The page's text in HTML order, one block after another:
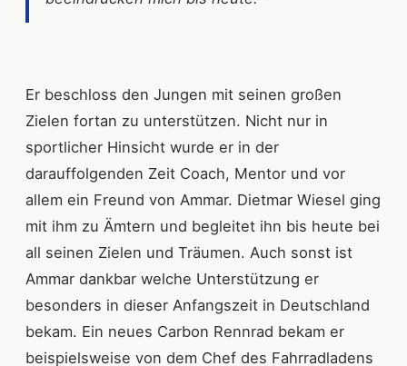
Er beschloss den Jungen mit seinen großen
Zielen fortan zu unterstützen. Nicht nur in
sportlicher Hinsicht wurde er in der
darauffolgenden Zeit Coach, Mentor und vor
allem ein Freund von Ammar. Dietmar Wiesel ging
mit ihm zu Ämtern und begleitet ihn bis heute bei
all seinen Zielen und Träumen. Auch sonst ist
Ammar dankbar welche Unterstützung er
besonders in dieser Anfangszeit in Deutschland
bekam. Ein neues Carbon Rennrad bekam er
beispielsweise von dem Chef des Fahrradladens